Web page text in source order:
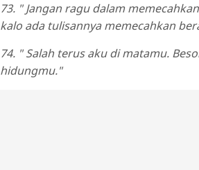
73. " Jangan ragu dalam
kalo ada tulisannya memecahkan
74. " Salah terus aku di matamu.
hidungmu."